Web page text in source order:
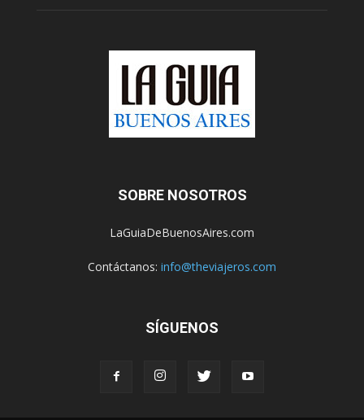
SOBRE NOSOTROS
LaGuiaDeBuenosAires.com
Contáctanos: info@theviajeros.com
SÍGUENOS